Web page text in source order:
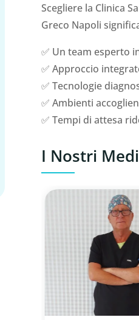
Scegliere la Clinica
Greco Napoli
✅ Un team esperto
✅ Approccio
✅ Tecnologie
✅ Ambienti
✅ Tempi di attesa
I Nostri